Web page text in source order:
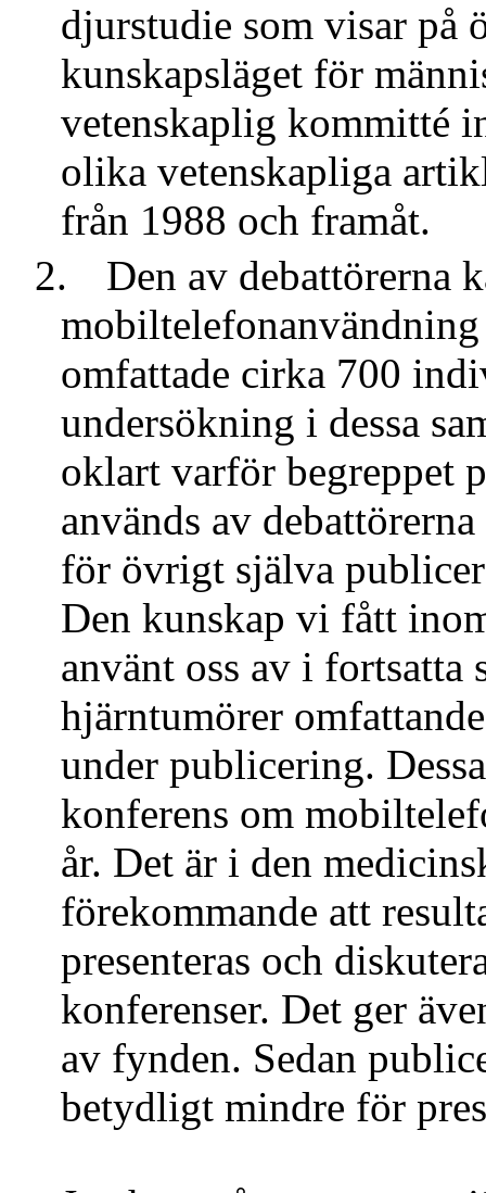
djurstudie som visar på
kunskapsläget för
vetenskaplig kommitté
olika vetenskapliga
från 1988 och framåt.
2.
Den av debattörerna
omfattade cirka 700
undersökning i dessa
oklart varför begreppet
används av
för övrigt själva
Den kunskap vi fått
använt oss av i fortsatta
hjärntumörer
under publicering.
konferens om
år. Det är i den
förekommande att
presenteras och
konferenser. Det ger
av fynden. Sedan
betydligt mindre för